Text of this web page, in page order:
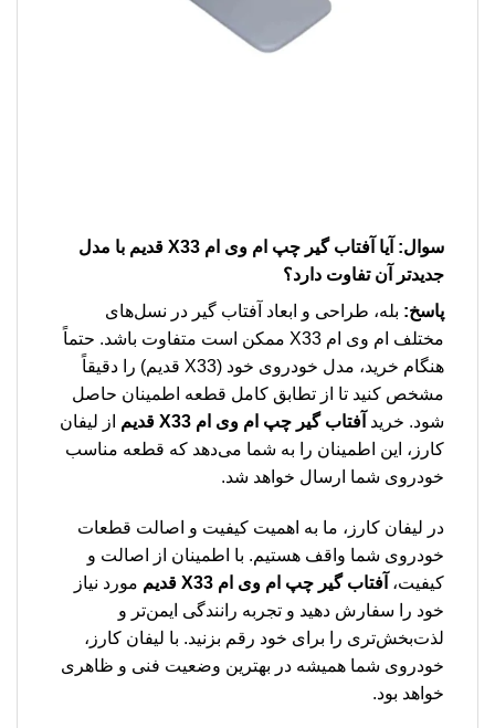
سوال: آیا آفتاب گیر چپ ام وی ام X33 قدیم با مدل
جدیدتر آن تفاوت دارد؟
پاسخ: بله، طراحی و ابعاد آفتاب گیر در نسل‌های
مختلف ام وی ام X33 ممکن است متفاوت باشد. حتماً
هنگام خرید، مدل خودروی خود (X33 قدیم) را دقیقاً
مشخص کنید تا از تطابق کامل قطعه اطمینان حاصل
شود. خرید آفتاب گیر چپ ام وی ام X33 قدیم
از لیفان
کارز، این اطمینان را به شما می‌دهد که قطعه مناسب
خودروی شما ارسال خواهد شد.
در لیفان کارز، ما به اهمیت کیفیت و اصالت قطعات
خودروی شما واقف هستیم. با اطمینان از اصالت و
کیفیت، آفتاب گیر چپ ام وی ام X33 قدیم
مورد نیاز
خود را سفارش دهید و تجربه رانندگی ایمن‌تر و
لذت‌بخش‌تری را برای خود رقم بزنید. با لیفان کارز،
خودروی شما همیشه در بهترین وضعیت فنی و ظاهری
خواهد بود.